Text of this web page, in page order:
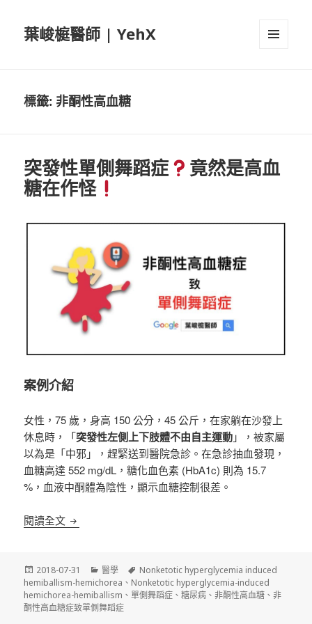
葉峻榳醫師 | YehX
標籤: 非酮性高血糖
突發性單側舞蹈症
竟然是高血
糖在作怪
案例介紹
女性，75 歲，身高 150 公分，45 公斤，在家躺在沙發上
休息時，「突發性左側上下肢體不由自主運動」，被家屬
以為是「中邪」，趕緊送到醫院急診。在急診抽血發現，
血糖高達 552 mg/dL，糖化血色素 (HbA1c) 則為 15.7
%，血液中酮體為陰性，顯示血糖控制很差。
閱讀全文 突發性單側舞蹈症
發
佈
日
期:
2018-07-31
分
類
醫學
標
籤
Nonketotic hyperglycemia induced
hemiballism-hemichorea 、 Nonketotic hyperglycemia-induced
hemichorea-hemiballism 、單側舞蹈症 、糖尿病 、非酮性高血糖 、非
酮性高血糖症致單側舞蹈症